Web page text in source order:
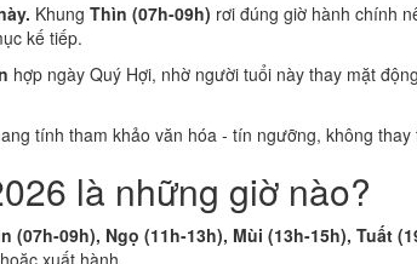
Khung Thìn (07h-09h) rơi đúng giờ hành chính
kế tiếp.
hợp ngày Quý Hợi, nhờ người tuổi này thay mặt
tính tham khảo văn hóa - tín ngưỡng, không
là những giờ nào?
(07h-09h), Ngọ (11h-13h), Mùi (13h-15h), Tuất
xuất hành.